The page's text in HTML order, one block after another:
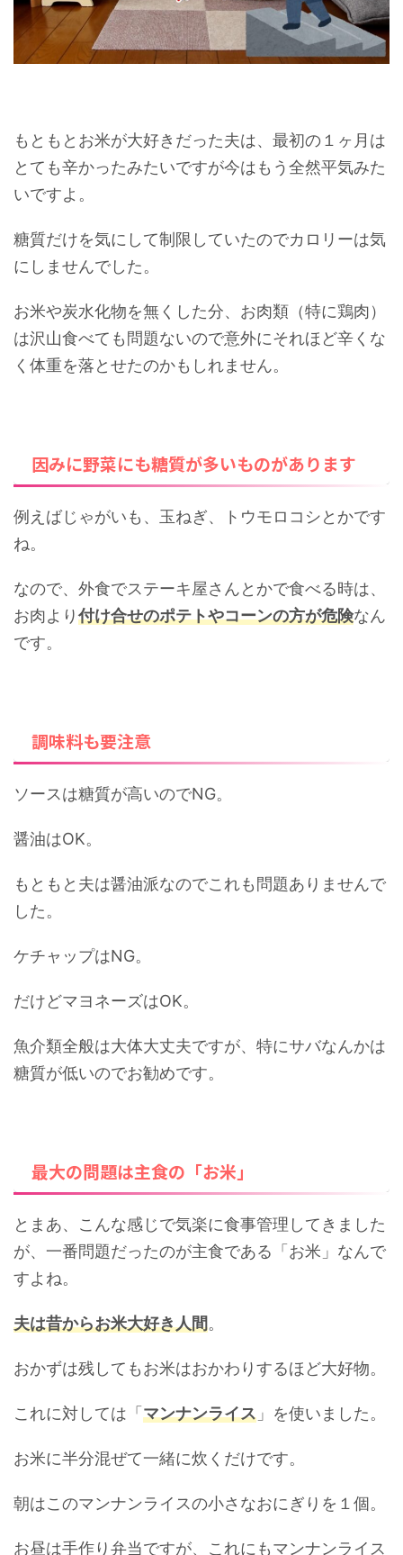
もともとお米が大好きだった夫は、最初の１ヶ月は
とても辛かったみたいですが今はもう全然平気みた
いですよ。
糖質だけを気にして制限していたのでカロリーは気
にしませんでした。
お米や炭水化物を無くした分、お肉類（特に鶏肉）
は沢山食べても問題ないので意外にそれほど辛くな
く体重を落とせたのかもしれません。
因みに野菜にも糖質が多いものがあります
例えばじゃがいも、玉ねぎ、トウモロコシとかです
ね。
なので、外食でステーキ屋さんとかで食べる時は、
お肉より付け合せのポテトやコーンの方が危険なん
です。
調味料も要注意
ソースは糖質が高いのでNG。
醤油はOK。
もともと夫は醤油派なのでこれも問題ありませんで
した。
ケチャップはNG。
だけどマヨネーズはOK。
魚介類全般は大体大丈夫ですが、特にサバなんかは
糖質が低いのでお勧めです。
最大の問題は主食の「お米」
とまあ、こんな感じで気楽に食事管理してきました
が、一番問題だったのが主食である「お米」なんで
すよね。
夫は昔からお米大好き人間。
おかずは残してもお米はおかわりするほど大好物。
これに対しては「マンナンライス 」を使いました。
お米に半分混ぜて一緒に炊くだけです。
朝はこのマンナンライスの小さなおにぎりを１個。
お昼は手作り弁当ですが、これにもマンナンライス